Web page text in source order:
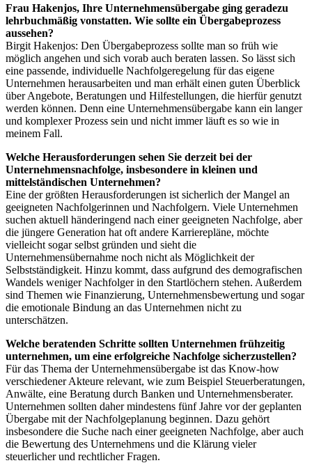
Frau Hakenjos, Ihre Unternehmensübergabe ging geradezu
lehrbuchmäßig vonstatten. Wie sollte ein Übergabeprozess
aussehen?
Birgit Hakenjos: Den Übergabeprozess sollte man so früh wie
möglich angehen und sich vorab auch beraten lassen. So lässt sich
eine passende, individuelle Nachfolgeregelung für das eigene
Unternehmen herausarbeiten und man erhält einen guten Überblick
über Angebote, Beratungen und Hilfestellungen, die hierfür genutzt
werden können. Denn eine Unternehmensübergabe kann ein langer
und komplexer Prozess sein und nicht immer läuft es so wie in
meinem Fall.
Welche Herausforderungen sehen Sie derzeit bei der
Unternehmensnachfolge, insbesondere in ­kleinen und
mittelständischen Unternehmen?
Eine der größten Herausforderungen ist sicherlich der Mangel an
geeigneten Nachfolgerinnen und Nachfolgern. Viele Unternehmen
suchen aktuell händeringend nach einer geeigneten Nachfolge, aber
die jüngere Generation hat oft andere Karrierepläne, möchte
vielleicht sogar selbst gründen und sieht die
Unternehmensübernahme noch nicht als Möglichkeit der
Selbstständigkeit. Hinzu kommt, dass aufgrund des demografischen
Wandels weniger Nachfolger in den Startlöchern stehen. Außerdem
sind Themen wie Finanzierung, Unternehmensbewertung und sogar
die emotionale Bindung an das Unternehmen nicht zu
unterschätzen.
Welche beratenden Schritte sollten Unternehmen frühzeitig
unternehmen, um eine erfolgreiche Nachfolge sicherzustellen?
Für das Thema der Unternehmensübergabe ist das Know-how
verschiedener Akteure relevant, wie zum Beispiel Steuerberatungen,
Anwälte, eine Beratung durch Banken und Unternehmensberater.
Unternehmen sollten daher mindestens fünf Jahre vor der geplanten
Übergabe mit der Nachfolgeplanung beginnen. Dazu gehört
insbesondere die Suche nach einer geeigneten Nachfolge, aber auch
die Bewertung des Unternehmens und die Klärung vieler
steuerlicher und rechtlicher Fragen.